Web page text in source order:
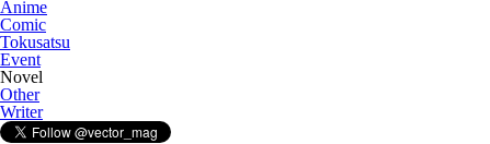
Anime
Comic
Tokusatsu
Event
Novel
Other
Writer